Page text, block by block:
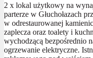
2 x lokal użytkowy na
parterze w Głuchołazach
w odrestaurowanej
zaplecza oraz toalety i
wychodzącą bezpośrednio
ogrzewanie elektryczne.